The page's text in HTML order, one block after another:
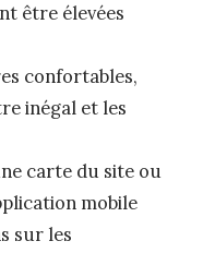
être élevées
confortables,
inégal et les
carte du site ou
mobile
sur les